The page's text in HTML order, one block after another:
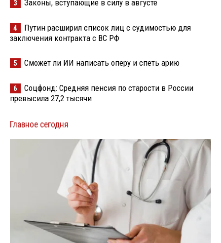
3 Законы, вступающие в силу в августе
4
Путин расширил список лиц с судимостью для
заключения контракта с ВС РФ
5 Сможет ли ИИ написать оперу и спеть арию
6
Соцфонд: Средняя пенсия по старости в России
превысила 27,2 тысячи
Главное сегодня